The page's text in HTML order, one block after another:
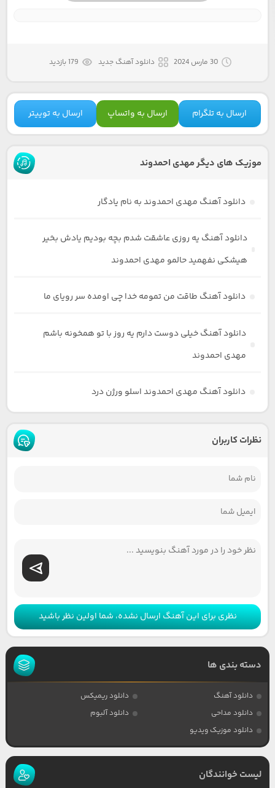
30 مارس 2024 دانلود آهنگ جدید 179 بازدید
ارسال به تلگرام ارسال به واتساپ ارسال به توییتر
موزیک های دیگر مهدی احمدوند
دانلود آهنگ مهدی احمدوند به نام یادگار
دانلود آهنگ یه روزی عاشقت شدم بچه بودیم یادش بخیر
هیشکی نفهمید حالمو مهدی احمدوند
دانلود آهنگ طاقت من تمومه خدا چی اومده سر رویای ما
دانلود آهنگ خیلی دوست دارم یه روز با تو همخونه باشم
مهدی احمدوند
دانلود آهنگ مهدی احمدوند اسلو ورژن درد
نظرات کاربران
نظری برای این آهنگ ارسال نشده، شما اولین نظر باشید
دسته بندی ها
دانلود آهنگ
دانلود ریمیکس
دانلود مداحی
دانلود آلبوم
دانلود موزیک ویدیو
لیست خوانندگان